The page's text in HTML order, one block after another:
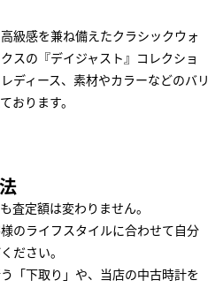
級感を兼ね備えたクラシックウォ
スの『デイジャスト』コレクショ
ディース、素材やカラーなどのバリ
おります。
査定額は変わりません。
のライフスタイルに合わせて自分
ださい。
「下取り」や、当店の中古時計を